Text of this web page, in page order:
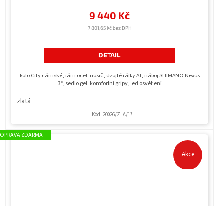
7 801,65 Kč bez DPH
9 440 Kč
DETAIL
kolo City dámské, rám ocel, nosič, dvojté ráfky Al, náboj SHIMANO Nexus
3°, sedlo gel, komfortní gripy, led osvětlení
zlatá
Kód: 20026/ZLA/17
Akce
ZDARMA